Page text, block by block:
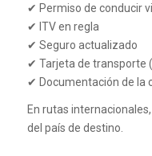
✔ Permiso de conducir
✔ ITV en regla
✔ Seguro actualizado
✔ Tarjeta de transporte
✔ Documentación de la
En rutas
del país de destino.